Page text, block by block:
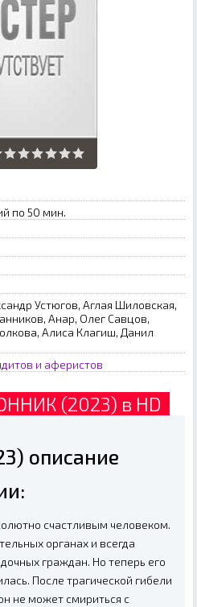
по 50 мин.
Устюгов, Аглая Шиловская,
Анар, Олег Савцов,
Алиса Клагиш, Данил
и аферистов
(2023) в HD
описание
счастливым человеком.
органах и всегда
граждан. Но теперь его
После трагической гибели
не может смириться с